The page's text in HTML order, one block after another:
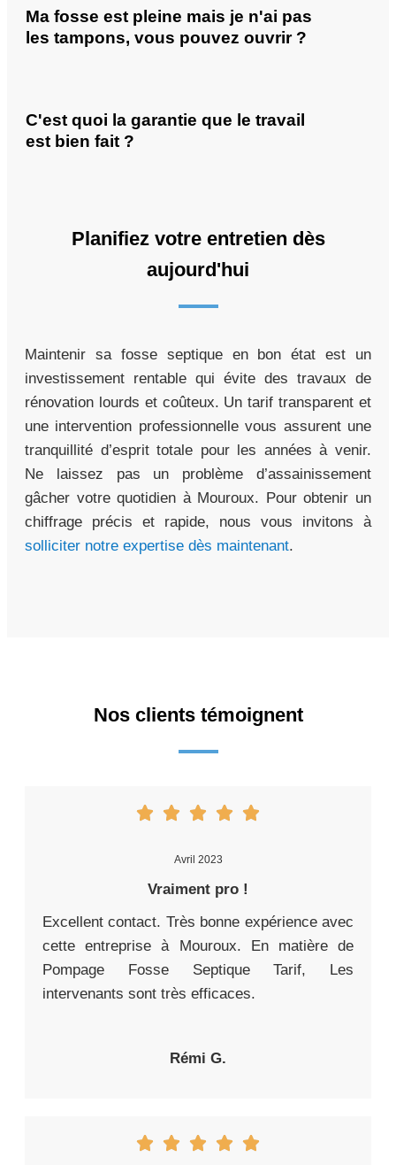
Ma fosse est pleine mais je n'ai pas
les tampons, vous pouvez ouvrir ?
C'est quoi la garantie que le travail
est bien fait ?
Planifiez votre entretien dès
aujourd'hui
Maintenir sa fosse septique en bon état est un
investissement rentable qui évite des travaux de
rénovation lourds et coûteux. Un tarif transparent et
une intervention professionnelle vous assurent une
tranquillité d’esprit totale pour les années à venir.
Ne laissez pas un problème d’assainissement
gâcher votre quotidien à Mouroux. Pour obtenir un
chiffrage précis et rapide, nous vous invitons à
solliciter notre expertise dès maintenant.
Nos clients témoignent
Avril 2023
Vraiment pro !
Excellent contact. Très bonne expérience avec
cette entreprise à Mouroux. En matière de
Pompage Fosse Septique Tarif, Les
intervenants sont très efficaces.
Rémi G.